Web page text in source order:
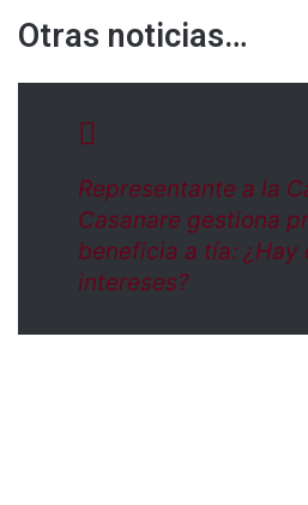
Otras noticias…
Representante a la
Casanare gestiona
beneficia a tía:
intereses?